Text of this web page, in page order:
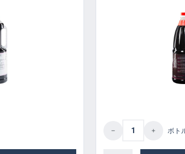
buttons to increase or decrease
Enter the desired amount or
Product ボト